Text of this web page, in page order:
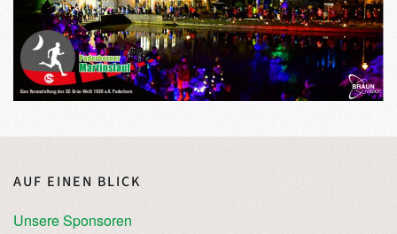
AUF EINEN BLICK
Unsere Sponsoren